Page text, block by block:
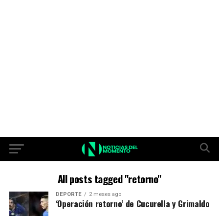
All posts tagged "retorno"
DEPORTE 2 meses ago
‘Operación retorno’ de Cucurella y Grimaldo